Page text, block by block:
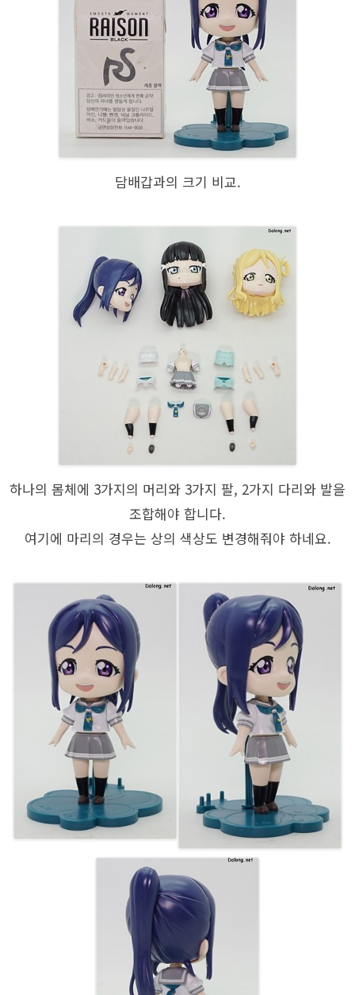
담배갑과의 크기 비교.
하나의 몸체에 3가지의 머리와 3가지 팔, 2가지 다리와 발을
조합해야 합니다.
여기에 마리의 경우는 상의 색상도 변경해줘야 하네요.